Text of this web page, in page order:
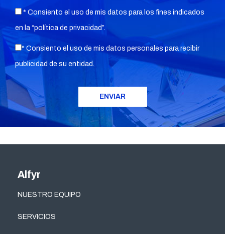
* Consiento el uso de mis datos para los fines indicados
en la “política de privacidad”.
* Consiento el uso de mis datos personales para recibir
publicidad de su entidad.
Alfyr
NUESTRO EQUIPO
SERVICIOS